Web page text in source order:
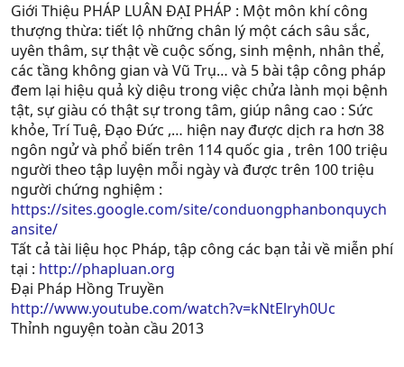
Giới Thiệu PHÁP LUÂN ĐẠI PHÁP : Một môn khí công
thượng thừa: tiết lộ những chân lý một cách sâu sắc,
uyên thâm, sự thật về cuộc sống, sinh mệnh, nhân thể,
các tầng không gian và Vũ Trụ… và 5 bài tập công pháp
đem lại hiệu quả kỳ diệu trong việc chửa lành mọi bệnh
tật, sự giàu có thật sự trong tâm, giúp nâng cao : Sức
khỏe, Trí Tuệ, Ðạo Ðức ,… hiện nay được dịch ra hơn 38
ngôn ngử và phổ biến trên 114 quốc gia , trên 100 triệu
người theo tập luyện mỗi ngày và được trên 100 triệu
người chứng nghiệm :
https://sites.google.com/site/conduongphanbonquych
ansite/
Tất cả tài liệu học Pháp, tập công các bạn tải về miễn phí
tại : http://phapluan.org
Đại Pháp Hồng Truyền
http://www.youtube.com/watch?v=kNtElryh0Uc
Thỉnh nguyện toàn cầu 2013